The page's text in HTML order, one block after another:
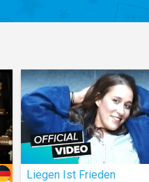
Liegen Ist Frieden